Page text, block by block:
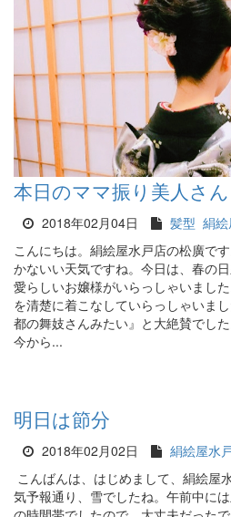
本日のママ振り美人さん
2018年02月04日 髪型 絹
こんにちは。絹絵屋水戸店の松廣で
かないい天気ですね。今日は、春の
愛らしいお嬢様がいらっしゃいまし
を清楚に着こなしていらっしゃいま
都の舞妓さんみたい』と大絶賛でし
今から...
明日は節分
2018年02月02日 絹絵屋水
こんばんは、はじめまして、絹絵屋
気予報通り、雪でしたね。午前中に